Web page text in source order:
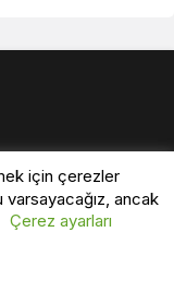
için çerezler
varsayacağız, ancak
Çerez ayarları